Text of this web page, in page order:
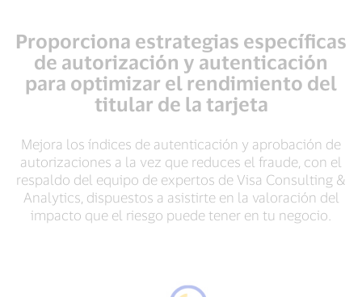
Proporciona estrategias específicas
de autorización y autenticación
para optimizar el rendimiento del
titular de la tarjeta
Mejora los índices de autenticación y aprobación de
autorizaciones a la vez que reduces el fraude, con el
respaldo del equipo de expertos de Visa Consulting &
Analytics, dispuestos a asistirte en la valoración del
impacto que el riesgo puede tener en tu negocio.